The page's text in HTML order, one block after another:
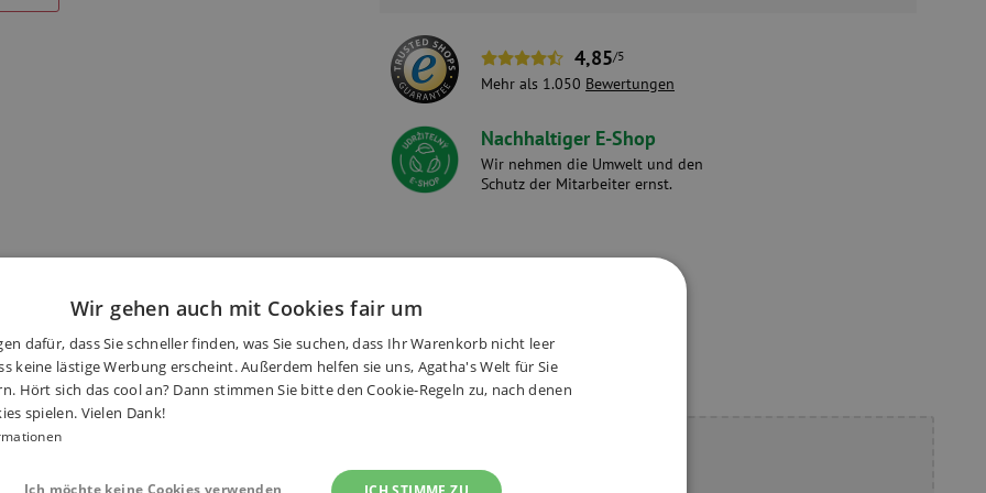
4,85/5
Mehr als 1.050 Bewertungen
Nachhaltiger E-Shop
Wir nehmen die Umwelt und den
Schutz der Mitarbeiter ernst.
bei dem es einen
hatten bei der
Wir gehen auch mit Cookies fair um
dafür, dass Sie schneller finden, was Sie suchen, dass Ihr Warenkorb nicht leer
keine lästige Werbung erscheint. Außerdem helfen sie uns, Agatha's Welt für Sie
Hört sich das cool an? Dann stimmen Sie bitte den Cookie-Regeln zu, nach denen
spielen. Vielen Dank!
Ich möchte keine Cookies verwenden